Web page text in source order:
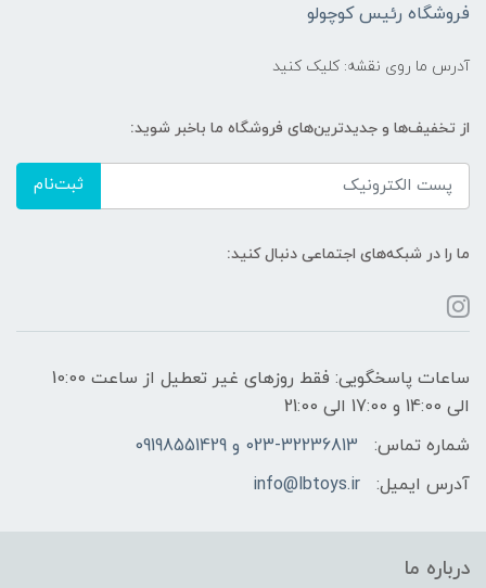
فروشگاه رئیس کوچولو
آدرس ما روی نقشه: کلیک کنید
از تخفیف‌ها و جدیدترین‌های فروشگاه ما باخبر شوید:
ثبت‌نام
ما را در شبکه‌های اجتماعی دنبال کنید:
ساعات پاسخگویی: فقط روزهای غیر تعطیل از ساعت 10:00
الی 14:00 و 17:00 الی 21:00
شماره تماس:
023-32236813 و 09198551429
آدرس ایمیل:
info@lbtoys.ir
درباره ما